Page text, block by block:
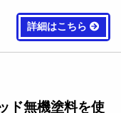
詳細はこちら
ド無機塗料を使